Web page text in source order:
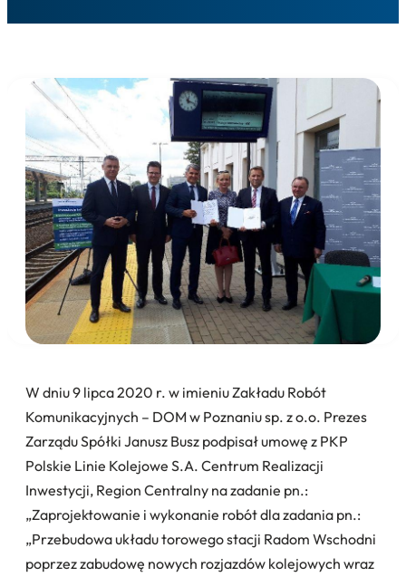
W dniu 9 lipca 2020 r. w imieniu Zakładu Robót
Komunikacyjnych – DOM w Poznaniu sp. z o.o. Prezes
Zarządu Spółki Janusz Busz podpisał umowę z PKP
Polskie Linie Kolejowe S.A. Centrum Realizacji
Inwestycji, Region Centralny na zadanie pn.:
„Zaprojektowanie i wykonanie robót dla zadania pn.:
„Przebudowa układu torowego stacji Radom Wschodni
poprzez zabudowę nowych rozjazdów kolejowych wraz